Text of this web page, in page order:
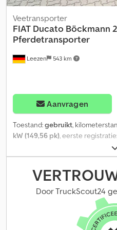
Leezen 543 km
Veetransporter
FIAT Ducato Böckmann 2
Pferdetransporter
Aanvragen
Toestand:gebruikt,
kW (149,56 pk), eerste registratie:
,
grijs, soort overbrenging:
aantal zitplaatsen:3, Uitrusting:
elektronisch
Fiat Ducato Böckmann 150 pk
merries/hengsten 1-2
Ducato-chassis, Euro 6,
CD-navigatiesysteem *
Door TruckScout24